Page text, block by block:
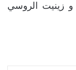
زينيت الروسي